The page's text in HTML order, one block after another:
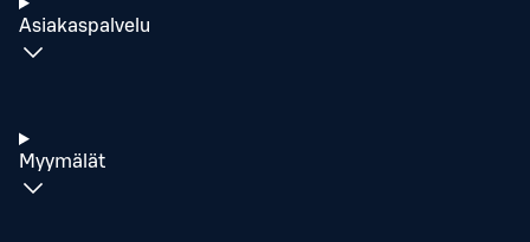
Asiakaspalvelu
Myymälät